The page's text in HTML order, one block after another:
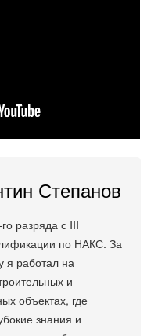
Степанов
разряда с III
по НАКС. За
я работал на
и
объектах, где
знания и